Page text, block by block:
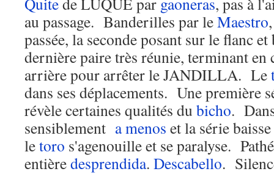
au passage. Banderilles par leMaestro
passée, la seconde posant sur le flanc
dernière paire très réunie, terminant en
arrière pour arrêter le JANDILLA. Le
dans ses déplacements. Une première
révèle certaines qualités du bicho.
sensiblement a menos et la série
letoro s'agenouille et se paralyse.
entièredesprendida. Descabello.